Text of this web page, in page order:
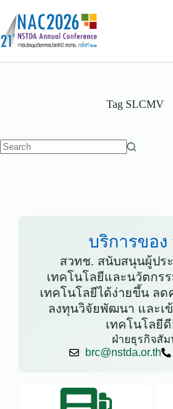
Tag SLCMV
บริการของ
สวทช. สนับสนุนผู้ปร
เทคโนโลยีและนวัตกร
เทคโนโลยีได้ง่ายขึ้น ลด
ลงทุนวิจัยพัฒนา และเ
เทคโนโลยี
ฝ่ายธุรกิจสั
brc@nstda.or.th